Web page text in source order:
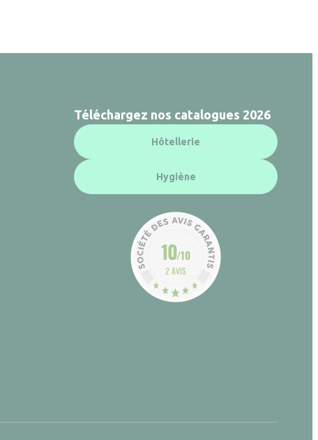
Téléchargez nos catalogues 2026
Hôtellerie
Hygiène
10/10
2 AVIS